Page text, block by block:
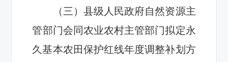
（三）县级人民政府自然资源主
管部门会同农业农村主管部门拟定永
久基本农田保护红线年度调整补划方